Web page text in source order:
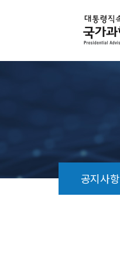
공지사항